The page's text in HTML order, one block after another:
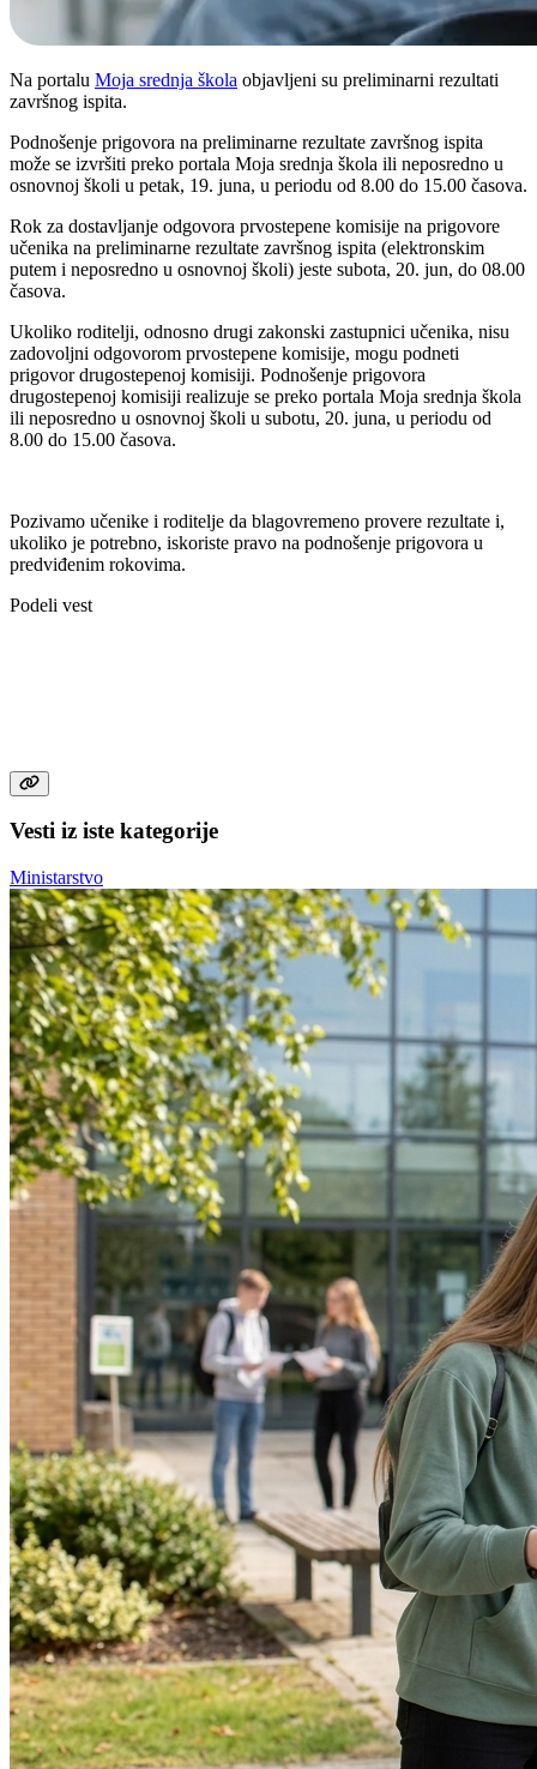
Na portalu Moja srednja škola objavljeni su preliminarni rezultati
završnog ispita.
Podnošenje prigovora na preliminarne rezultate završnog ispita
može se izvršiti preko portala Moja srednja škola ili neposredno u
osnovnoj školi u petak, 19. juna, u periodu od 8.00 do 15.00 časova.
Rok za dostavljanje odgovora prvostepene komisije na prigovore
učenika na preliminarne rezultate završnog ispita (elektronskim
putem i neposredno u osnovnoj školi) jeste subota, 20. jun, do 08.00
časova.
Ukoliko roditelji, odnosno drugi zakonski zastupnici učenika, nisu
zadovoljni odgovorom prvostepene komisije, mogu podneti
prigovor drugostepenoj komisiji. Podnošenje prigovora
drugostepenoj komisiji realizuje se preko portala Moja srednja škola
ili neposredno u osnovnoj školi u subotu, 20. juna, u periodu od
8.00 do 15.00 časova.
Pozivamo učenike i roditelje da blagovremeno provere rezultate i,
ukoliko je potrebno, iskoriste pravo na podnošenje prigovora u
predviđenim rokovima.
Podeli vest
Vesti iz iste kategorije
Ministarstvo